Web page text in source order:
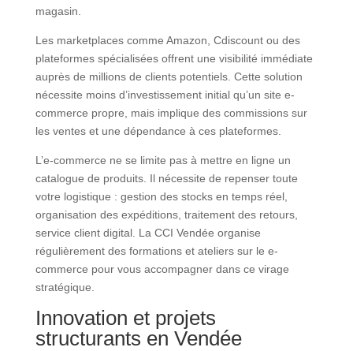
magasin.
Les marketplaces comme Amazon, Cdiscount ou des
plateformes spécialisées offrent une visibilité immédiate
auprès de millions de clients potentiels. Cette solution
nécessite moins d’investissement initial qu’un site e-
commerce propre, mais implique des commissions sur
les ventes et une dépendance à ces plateformes.
L’e-commerce ne se limite pas à mettre en ligne un
catalogue de produits. Il nécessite de repenser toute
votre logistique : gestion des stocks en temps réel,
organisation des expéditions, traitement des retours,
service client digital. La CCI Vendée organise
régulièrement des formations et ateliers sur le e-
commerce pour vous accompagner dans ce virage
stratégique.
Innovation et projets
structurants en Vendée